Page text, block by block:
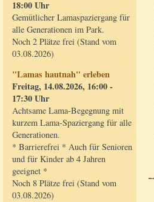
18:00 Uhr
Gemütlicher Lamaspaziergang für
alle Generationen im Park.
Noch 2 Plätze frei (Stand vom
03.08.2026)
"Lamas hautnah" erleben
Freitag, 14.08.2026, 16:00 -
17:30 Uhr
Achtsame Lama-Begegnung mit
kurzem Lama-Spaziergang für alle
Generationen.
* Barrierefrei * Auch für Senioren
und für Kinder ab 4 Jahren
geeignet *
Noch 8 Plätze frei (Stand vom
03.08.2026)